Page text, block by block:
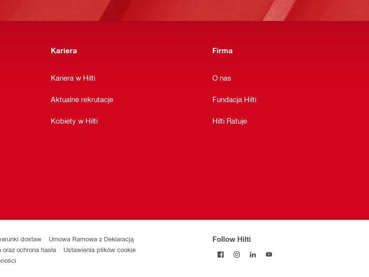
Kariera
Kariera w Hilti
Aktualne rekrutacje
Kobiety w Hilti
Firma
O nas
Fundacja Hilti
Hilti Ratuje
dostaw
Umowa Ramowa z Deklaracją
ochrona hasła
Ustawienia plików cookie
Follow Hilti